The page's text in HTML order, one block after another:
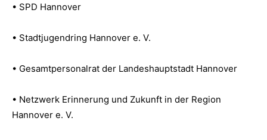
• SPD Hannover
• Stadtjugendring Hannover e. V.
• Gesamtpersonalrat der Landeshauptstadt Hannover
• Netzwerk Erinnerung und Zukunft in der Region
Hannover e. V.